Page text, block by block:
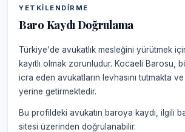
YETKILENDIRME
Baro Kaydı Doğrulama
Türkiye'de avukatlık mesleğini yürütmek
kayıtlı olmak zorunludur. Kocaeli Barosu,
icra eden avukatların levhasını tutmakta
yerine getirmektedir.
Bu profildeki avukatın baroya kaydı, ilgili
sitesi üzerinden doğrulanabilir.